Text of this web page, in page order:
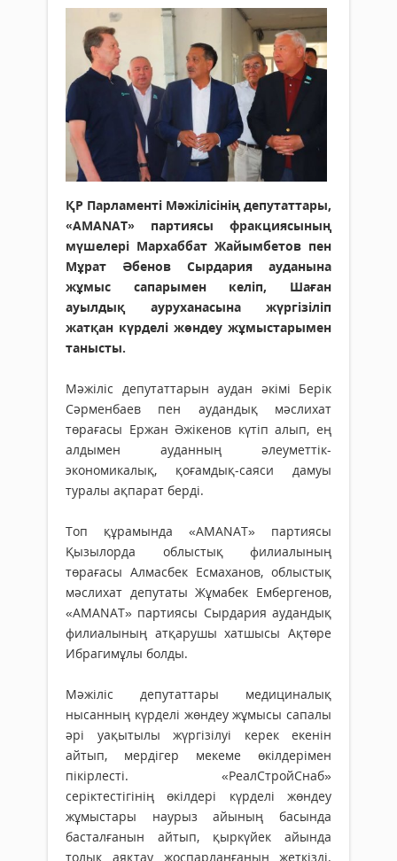
ҚР Парламенті Мәжілісінің депутаттары,
«AMANAT» партиясы фракциясының
мүшелері Мархаббат Жайымбетов пен
Мұрат Әбенов Сырдария ауданына
жұмыс сапарымен келіп, Шаған
ауылдық ауруханасына жүргізіліп
жатқан күрделі жөндеу жұмыстарымен
танысты.
Мәжіліс депутаттарын аудан әкімі Берік
Сәрменбаев пен аудандық мәслихат
төрағасы Ержан Әжікенов күтіп алып, ең
алдымен ауданның әлеуметтік-
экономикалық, қоғамдық-саяси дамуы
туралы ақпарат берді.
Топ құрамында «AMANAT» партиясы
Қызылорда облыстық филиалының
төрағасы Алмасбек Есмаханов, облыстық
мәслихат депутаты Жұмабек Ембергенов,
«AMANAT» партиясы Сырдария аудандық
филиалының атқарушы хатшысы Ақтөре
Ибрагимұлы болды.
Мәжіліс депутаттары медициналық
нысанның күрделі жөндеу жұмысы сапалы
әрі уақытылы жүргізілуі керек екенін
айтып, мердігер мекеме өкілдерімен
пікірлесті. «РеалСтройСнаб»
серіктестігінің өкілдері күрделі жөндеу
жұмыстары наурыз айының басында
басталғанын айтып, қыркүйек айында
толық аяқтау жоспарланғанын жеткізді.